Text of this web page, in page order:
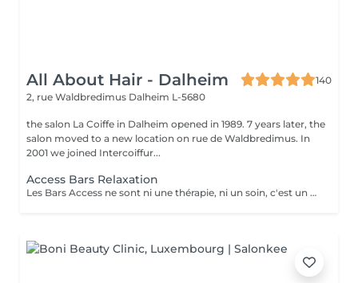
All About Hair - Dalheim
140
2, rue Waldbredimus Dalheim L-5680
the salon La Coiffe in Dalheim opened in 1989. 7 years later, the
salon moved to a new location on rue de Waldbredimus. In
2001 we joined Intercoiffur...
Access Bars Relaxation
Les Bars Access ne sont ni une thérapie, ni un soin, c'est un outil qui favorise le fameux « lâcher-prise ». La stimulation de ces points entraîne un relâchement des blocages mentaux, provoque une relaxation intense et lorsque touchés doucement, ils relâchent sans effort, tout ce qui empêche de recevoir.